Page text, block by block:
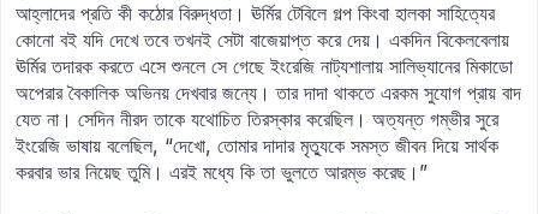
আহ্লাদের প্রতি কী কঠোর বিরুদ্ধতা। ঊর্মির টেবিলে গল্প কিংবা হালকা সাহিত্যের
কোনো বই যদি দেখে তবে তখনই সেটা বাজেয়াপ্ত করে দেয়। একদিন বিকেলবেলায়
ঊর্মির তদারক করতে এসে শুনলে সে গেছে ইংরেজি নাট্যশালায় সালিভ্যানের মিকাডো
অপেরার বৈকালিক অভিনয় দেখবার জন্যে। তার দাদা থাকতে এরকম সুযোগ প্রায় বাদ
যেত না। সেদিন নীরদ তাকে যথোচিত তিরস্কার করেছিল। অত্যন্ত গম্ভীর সুরে
ইংরেজি ভাষায় বলেছিল, “দেখো, তোমার দাদার মৃত্যুকে সমস্ত জীবন দিয়ে সার্থক
করবার ভার নিয়েছ তুমি। এরই মধ্যে কি তা ভুলতে আরম্ভ করেছ।”